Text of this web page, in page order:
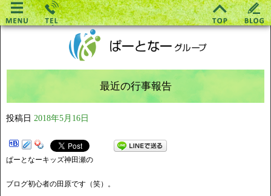
最近の行事報告
投稿日 2018年5月16日
ぱーとなーキッズ神田瀬の
ブログ初心者の田原です（笑）。